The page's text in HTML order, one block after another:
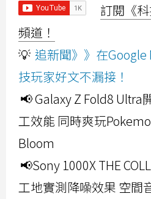
訂閱《
頻道！
💡 追新聞》》在
技玩家好文不漏接！
📢 Galaxy Z Fold8 Ultra
工效能 同時爽玩
Bloom
📢Sony 1000X THE
工地實測降噪效果 空間